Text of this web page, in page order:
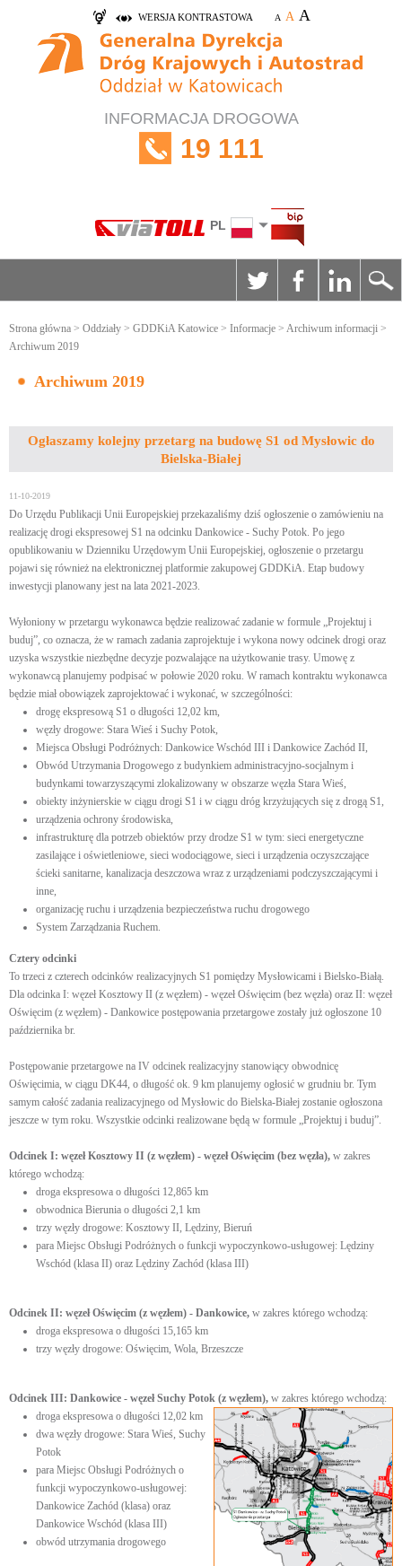
WERSJA KONTRASTOWA A A A
INFORMACJA DROGOWA
19 111
PL
Strona główna > Oddziały > GDDKiA Katowice > Informacje > Archiwum informacji >
Archiwum 2019
Archiwum 2019
Ogłaszamy kolejny przetarg na budowę S1 od Mysłowic do
Bielska-Białej
11-10-2019
Do Urzędu Publikacji Unii Europejskiej przekazaliśmy dziś ogłoszenie o zamówieniu na
realizację drogi ekspresowej S1 na odcinku Dankowice - Suchy Potok. Po jego
opublikowaniu w Dzienniku Urzędowym Unii Europejskiej, ogłoszenie o przetargu
pojawi się również na elektronicznej platformie zakupowej GDDKiA. Etap budowy
inwestycji planowany jest na lata 2021-2023.
Wyłoniony w przetargu wykonawca będzie realizować zadanie w formule „Projektuj i
buduj”, co oznacza, że w ramach zadania zaprojektuje i wykona nowy odcinek drogi oraz
uzyska wszystkie niezbędne decyzje pozwalające na użytkowanie trasy. Umowę z
wykonawcą planujemy podpisać w połowie 2020 roku. W ramach kontraktu wykonawca
będzie miał obowiązek zaprojektować i wykonać, w szczególności:
drogę ekspresową S1 o długości 12,02 km,
węzły drogowe: Stara Wieś i Suchy Potok,
Miejsca Obsługi Podróżnych: Dankowice Wschód III i Dankowice Zachód II,
Obwód Utrzymania Drogowego z budynkiem administracyjno-socjalnym i
budynkami towarzyszącymi zlokalizowany w obszarze węzła Stara Wieś,
obiekty inżynierskie w ciągu drogi S1 i w ciągu dróg krzyżujących się z drogą S1,
urządzenia ochrony środowiska,
infrastrukturę dla potrzeb obiektów przy drodze S1 w tym: sieci energetyczne
zasilające i oświetleniowe, sieci wodociągowe, sieci i urządzenia oczyszczające
ścieki sanitarne, kanalizacja deszczowa wraz z urządzeniami podczyszczającymi i
inne,
organizację ruchu i urządzenia bezpieczeństwa ruchu drogowego
System Zarządzania Ruchem.
Cztery odcinki
To trzeci z czterech odcinków realizacyjnych S1 pomiędzy Mysłowicami i Bielsko-Białą.
Dla odcinka I: węzeł Kosztowy II (z węzłem) - węzeł Oświęcim (bez węzła) oraz II: węzeł
Oświęcim (z węzłem) - Dankowice postępowania przetargowe zostały już ogłoszone 10
października br.
Postępowanie przetargowe na IV odcinek realizacyjny stanowiący obwodnicę
Oświęcimia, w ciągu DK44, o długość ok. 9 km planujemy ogłosić w grudniu br. Tym
samym całość zadania realizacyjnego od Mysłowic do Bielska-Białej zostanie ogłoszona
jeszcze w tym roku. Wszystkie odcinki realizowane będą w formule „Projektuj i buduj”.
Odcinek I: węzeł Kosztowy II (z węzłem) - węzeł Oświęcim (bez węzła), w zakres
którego wchodzą:
droga ekspresowa o długości 12,865 km
obwodnica Bierunia o długości 2,1 km
trzy węzły drogowe: Kosztowy II, Lędziny, Bieruń
para Miejsc Obsługi Podróżnych o funkcji wypoczynkowo-usługowej: Lędziny
Wschód (klasa II) oraz Lędziny Zachód (klasa III)
Odcinek II: węzeł Oświęcim (z węzłem) - Dankowice, w zakres którego wchodzą:
droga ekspresowa o długości 15,165 km
trzy węzły drogowe: Oświęcim, Wola, Brzeszcze
Odcinek III: Dankowice - węzeł Suchy Potok (z węzłem), w zakres którego wchodzą:
droga ekspresowa o długości 12,02 km
dwa węzły drogowe: Stara Wieś, Suchy
Potok
para Miejsc Obsługi Podróżnych o
funkcji wypoczynkowo-usługowej:
Dankowice Zachód (klasa) oraz
Dankowice Wschód (klasa III)
obwód utrzymania drogowego